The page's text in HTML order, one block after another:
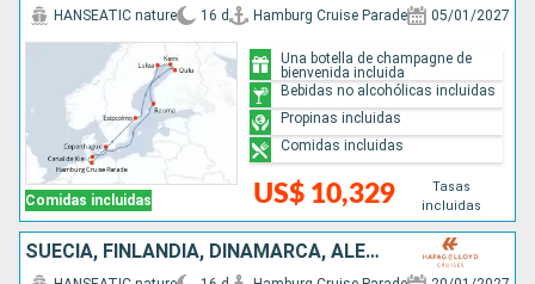
Comidas incluidas
HANSEATIC nature 16 d Hamburg Cruise Parade 05/01/2027
US$ 10,329
Tasas
incluidas
Una botella de champagne de
bienvenida incluida
Bebidas no alcohólicas incluidas
Propinas incluidas
Comidas incluidas
SUECIA, FINLANDIA, DINAMARCA, ALEMANIA